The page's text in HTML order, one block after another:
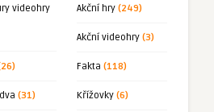
videohry Akční hry (249)
Akční videohry (3)
Fakta (118)
(31) Křížovky (6)